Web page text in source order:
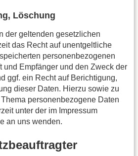
Löschung
der geltenden gesetzlichen
das Recht auf unentgeltliche
personenbezogenen
und Empfänger und den Zweck der
ggf. ein Recht auf Berichtigung,
dieser Daten. Hierzu sowie zu
personenbezogene Daten
unter der im Impressum
an uns wenden.